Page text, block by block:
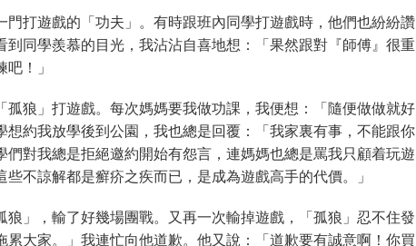
打遊戲的「功夫」。有時跟班內同學打遊戲時，他們也紛紛讚
同學羨慕的目光，我沾沾自喜地想：「果然跟對『師傅』很重
！」
狼」打遊戲。每次媽媽要我做功課，我便想：「隨便做做就好
約我放學後到公園，我也總是回覆：「我家裏有事，不能跟你
對我總是拒絕邀約開始有怨言，連媽媽也總是罵我只顧着玩遊
不諒解都是癬疥之疾而已，是成為遊戲高手的代價。」
」，輸了好幾場團戰。又再一次輸掉遊戲，「孤狼」忍不住發
大家。」我連忙向他道歉。他又說：「道歉要有誠意啊！你買